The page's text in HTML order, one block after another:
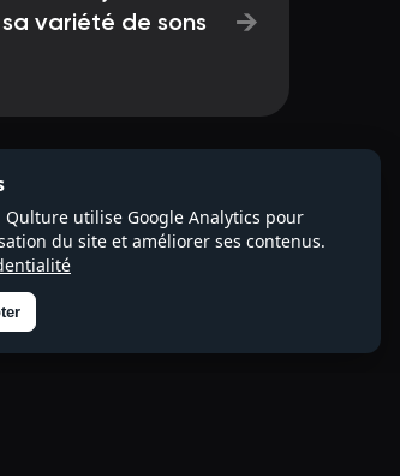
variété de sons
→
Qulture utilise Google Analytics pour
du site et améliorer ses contenus.